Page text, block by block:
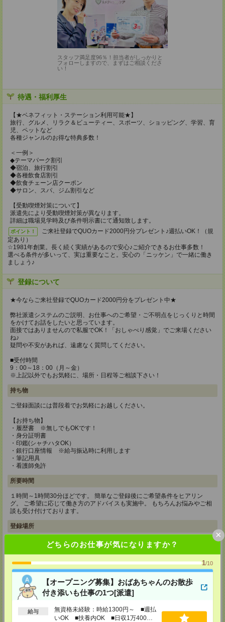
どちらのお仕事が気になりますか？
1/10
【オープニング募集】おばあちゃんのお散歩
付き添いも仕事の1つ[派遣]
給与
無資格未経験：時給1300円～ ■週払
いOK ■扶養内OK ■日収1万400円
×
スタッフ満足度96％！担当者がしっかりと
フォローしますので、まずはご相談くださ
い！
待遇・福利厚生
【★ベネフィット・ステーション利用可能★】
旅行、グルメ、リラク＆ビューティー、スポーツ、ショッピング、学習、育
児、ペットなど
各種ジャンルのお得な特典多数！
＜一例＞
◆テーマパーク割引
◆宿泊、旅行割引
◆各種飲食店割引
◆飲食チェーン店クーポン
◆サロン、スパ、ジム割引など
【受動喫煙対策について】
派遣先により受動喫煙対策が異なります。
詳細は職場見学時及び条件明示書にて通知致します。
ポイント！
ご来社登録でQUOカード2000円分プレゼント♪週払いOK！（規
定あり）
☆1981年創業。長く続く実績があるので安心♪ご紹介できるお仕事多数！
選べる条件が多いって、実は重要なこと。安心の「ニッケン」で一緒に働き
ましょう♪
登録について
★今ならご来社登録でQUOカード2000円分をプレゼント中★
弊社派遣システムのご説明、お仕事へのご希望・ご不明点をじっくりと時間
をかけてお話をしたいと思っています。
面接ではありませんので私服でOK！「おしゃべり感覚」でご来場ください
ね♪
疑問や不安があれば、遠慮なく質問してください。
■受付時間
9：00～18：00（月～金）
※上記以外でもお気軽に、場所・日程等ご相談下さい！
持ち物
ご登録面談には普段着でお気軽にお越しください。
【お持ち物】
・履歴書 ※無しでもOKです！
・身分証明書
・印鑑(シャチハタOK）
・銀行口座情報 ※給与振込時に利用します
・筆記用具
・看護師免許
所要時間
１時間～1時間30分ほどです。 簡単なご登録後にご希望条件をヒアリン
グ。 ご希望に応じて働き方のアドバイスも実施中。 もちろんお悩みやご相
談も受け付けております。
登録場所
メディカルケア事業部 博多オフィス
福岡県福岡市博多区博多駅前2-1-1 福岡朝日ビル 5F 510号室
TEL：0120-802-274
MAIL：tenshoku@nikken-ts.jp
担当：採用担当
メディカルケア事業部 小倉オフィス
福岡県北九州市小倉北区米町1-3-1 明治安田生命北九州ビル3F
TEL：0120-802-274